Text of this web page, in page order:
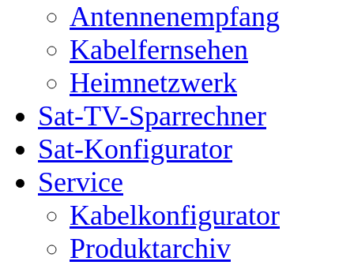
Antennenempfang
Kabelfernsehen
Heimnetzwerk
Sat-TV-Sparrechner
Sat-Konfigurator
Service
Kabelkonfigurator
Produktarchiv